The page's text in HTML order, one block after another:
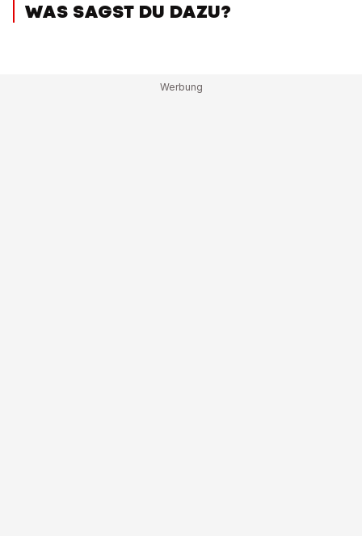
WAS SAGST DU DAZU?